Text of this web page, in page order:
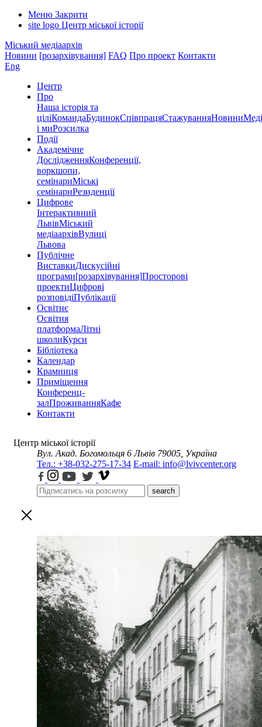
Меню Закрити
site logo Центр міської історії
Міський медіаархів
Новини [розархівування] FAQ Про проект Контакти
Eng
Центр
Про
Наша історія та
ціліКомандаБудинокСпівпрацяСтажуванняНовини
і миРозсилка
Події
Академічне
ДослідженняКонференції,
воркшопи,
семінариМіські
семінариРезиденції
Цифрове
Інтерактивний
ЛьвівМіський
медіаархівВулиці
Львова
Публічне
ВиставкиДискусійні
програми[розархівування]Просторові
проектиЦифрові
розповідіПублікації
Освітнє
Освітня
платформаЛітні
школиКурси
Бібліотека
Календар
Крамниця
Приміщення
Конференц-
залПроживанняКафе
Контакти
Центр міської історії
Вул. Акад. Богомольця 6 Львів 79005, Україна
Тел.: +38-032-275-17-34 E-mail: info@lvivcenter.org
search